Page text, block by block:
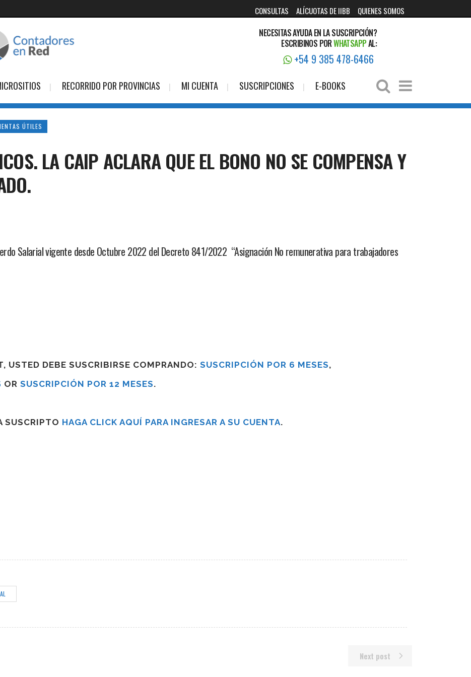
CONSULTAS ALÍCUOTAS DE IIBB QUIENES SOMOS
NECESITAS AYUDA EN LA SUSCRIPCIÓN?
ESCRIBINOS PORWHATSAPPAL:
+54 9 385 478-6466
RECORRIDO POR PROVINCIAS MI CUENTA SUSCRIPCIONES E-BOOKS
ÚTILES
LA CAIP ACLARA QUE EL BONO NO SE COMPENSA Y
Salarial vigente desde Octubre 2022 del Decreto 841/2022 “Asignación No remunerativa para trabajadores
USTED DEBE SUSCRIBIRSE COMPRANDO: SUSCRIPCIÓN POR 6 MESES,
OR SUSCRIPCIÓN POR 12 MESES.
SUSCRIPTO HAGA CLICK AQUÍ PARA INGRESAR A SU CUENTA.
Next post